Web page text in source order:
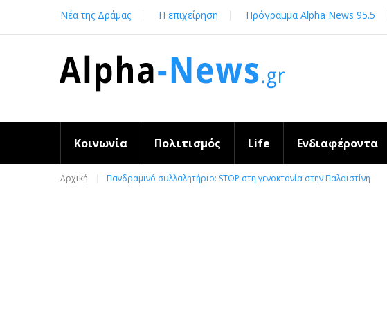
content
Νέα της Δράμας Η επιχείρηση Πρόγραμμα Alpha News 95.5
Κοινωνία Πολιτισμός Life Ενδιαφέροντα
Αρχική Πανδραμινό συλλαλητήριο: STOP στη γενοκτονία στην Παλαιστίνη